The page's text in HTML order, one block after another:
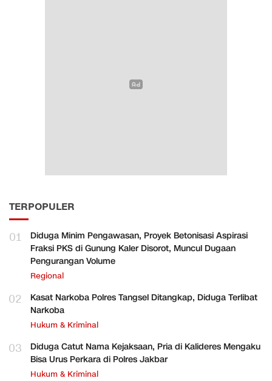
TERPOPULER
01
Diduga Minim Pengawasan, Proyek Betonisasi Aspirasi
Fraksi PKS di Gunung Kaler Disorot, Muncul Dugaan
Pengurangan Volume
Regional
02
Kasat Narkoba Polres Tangsel Ditangkap, Diduga Terlibat
Narkoba
Hukum & Kriminal
03
Diduga Catut Nama Kejaksaan, Pria di Kalideres Mengaku
Bisa Urus Perkara di Polres Jakbar
Hukum & Kriminal